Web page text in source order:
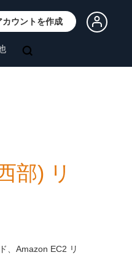
カウントを作成
部) リ
、Amazon EC2 リ